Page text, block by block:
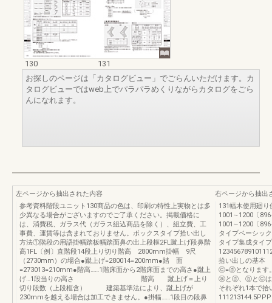
130
131
お探しのページは「カタログビュー」でごらんいただけます。カ
タログビューではweb上でパラパラめくりながらカタログをごら
んになれます。
左ページから抽出された内容
参考資料階段ユニット130商品の色は、印刷の特性上実物とは多
少異なる場合がございますのでご了承ください。掲載価格に
は、消費税、ガラス代（ガラス組込商品を除く）、組立費、工
事費、運賃等は含まれておりません。ボックスタイプ拾い出し
方法①階段の用語掛幅踏板幅踏面鼻の出上段框2FL蹴上げ段鼻階
高1FL〔例〕直階段14段上り切り階高 2800mm掛幅 9尺
（2730mm）の場合●蹴上げ=280014=200mm●踏 面
=273013=210mm●階高……1階床面から2階床面までの高さ●蹴上
げ…1段当りの高さ 階高 蹴上げ＝上り
切り段数（上段框含） 建築基準法により、蹴上げが
230mmを越える場合は加工できません。●掛幅……1段目の段鼻
右ページから抽出
131幅木使用廻
1001∼1200〔
1001∼1200〔
タイプベーシッ
タイプ集成タイ
拾い出しの基
ⓒ=ⓓとなりま
ⓐとⓓ、ⓑとⓒ
それぞれ1本で